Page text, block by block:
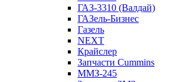
ГАЗ-3310 (Валдай)
ГАЗель-Бизнес
Газель
NEXT
Крайслер
Запчасти Cummins
ММЗ-245